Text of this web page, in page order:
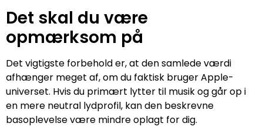
Det skal du være
opmærksom på
Det vigtigste forbehold er, at den samlede værdi
afhænger meget af, om du faktisk bruger Apple-
universet. Hvis du primært lytter til musik og går op i
en mere neutral lydprofil, kan den beskrevne
basoplevelse være mindre oplagt for dig.